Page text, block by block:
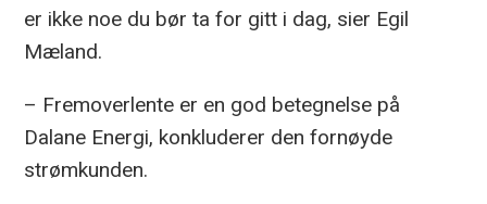
er ikke noe du bør ta for gitt i dag, sier Egil
Mæland.
– Fremoverlente er en god betegnelse på
Dalane Energi, konkluderer den fornøyde
strømkunden.